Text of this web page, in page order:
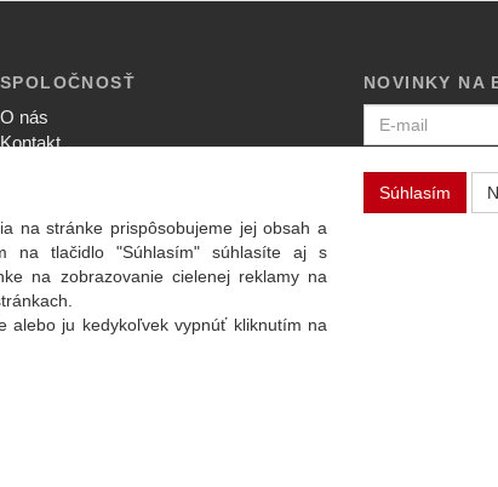
SPOLOČNOSŤ
O nás
Kontakt
NOVINKY NA
na stránke prispôsobujeme jej obsah a
na tlačidlo "Súhlasím" súhlasíte aj s
na zobrazovanie cielenej reklamy na
alebo ju kedykoľvek vypnúť kliknutím na
Súhlasím